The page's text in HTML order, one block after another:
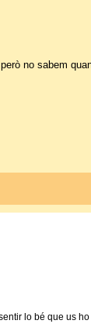
no sabem
lo bé que us